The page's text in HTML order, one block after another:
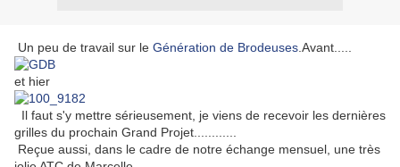
Un peu de travail sur le Génération de Brodeuses .Avant.....
et hier
Il faut s'y mettre sérieusement, je viens de recevoir les dernières
grilles du prochain Grand Projet............
Reçue aussi, dans le cadre de notre échange mensuel, une très